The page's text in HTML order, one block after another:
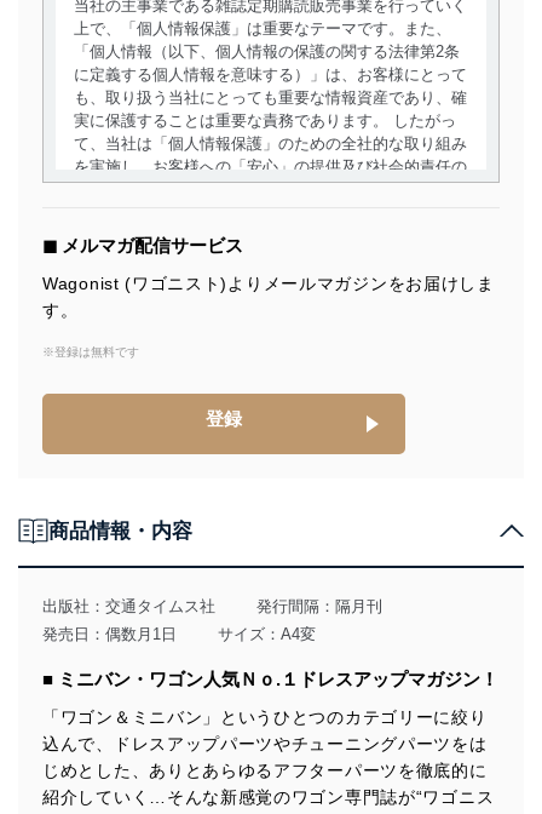
当社の主事業である雑誌定期購読販売事業を行っていく
上で、「個人情報保護」は重要なテーマです。また、
「個人情報（以下、個人情報の保護の関する法律第2条
に定義する個人情報を意味する）」は、お客様にとって
も、取り扱う当社にとっても重要な情報資産であり、確
実に保護することは重要な責務であります。 したがっ
て、当社は「個人情報保護」のための全社的な取り組み
を実施し、お客様への「安心」の提供及び社会的責任の
個人情報の取得・利用・提供について
当社は、個人情報の取得・利用・提供に際して、その利
得・利用・提供を行います。また、当社が保有している
供・開示は行いません。当社においてはこれらの取り組
みを確実にするため、従業者等の教育を徹底してまいり
その他の規範を遵守します。また、当社の管理の仕組み
に、これらの法令及びその他の規範を常に適合させま
す。
当社は、個人情報の正確性及び安全性を確保するため
に、下記セキュリティ対策をはじめとする安全対策を実
施し、個人情報の漏えい、滅失またはき損の防止及び是
正に努めます。
◼︎ メルマガ配信サービス
Wagonist (ワゴニスト)よりメールマガジンをお届けしま
す。
※登録は無料です
登録
商品情報・内容
出版社： 交通タイムス社
発行間隔：隔月刊
発売日：偶数月1日
サイズ：A4変
■ ミニバン・ワゴン人気Ｎｏ.１ドレスアップマガジン！
「ワゴン＆ミニバン」というひとつのカテゴリーに絞り
込んで、ドレスアップパーツやチューニングパーツをは
じめとした、ありとあらゆるアフターパーツを徹底的に
紹介していく…そんな新感覚のワゴン専門誌が“ワゴニス